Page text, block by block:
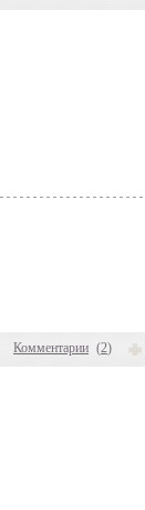
Комментарии (2)